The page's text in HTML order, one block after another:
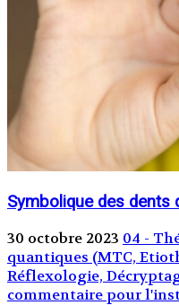
Symbolique des dents
30 octobre 2023 04 -
quantiques (MTC,
Réflexologie,
commentaire pour